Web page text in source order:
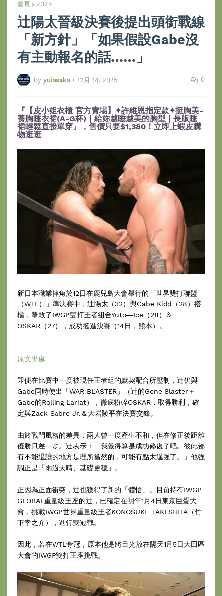
首頁 2025
辻陽太晉級決賽後提出頭銜戰線
「新方針」「如果假設Gabe沒
有主動報名的話……」
by yuiasaka • 12月 14, 2025 0
『【皮小姐衣櫃 官方賣場】✦許維恩指定款✦挺胸美-
養胸睡衣裙(A-G杯)｜給妳越睡越美的胸型｜長版睡
裙輕鬆直接單穿』，售價只要$1,380！立即上蝦皮購
物逛逛
新日本職業摔角於12日在鹿兒島大會舉行的「世界雙打聯盟
（WTL）」準決賽中，辻陽太（32）與Gabe Kidd（28）搭
檔，擊敗了IWGP雙打王者組合Yuto―Ice（28）＆
OSKAR（27），成功挺進決賽（14日，熊本）。
原文出處
即便在比賽中一度被現任王者組的默契配合所壓制，辻仍與
Gabe同時使出「WAR BLASTER」（辻的Gene Blaster＋
Gabe的Rolling Lariat），徹底粉碎OSKAR，取得勝利，確
定與Zack Sabre Jr.＆大岩陵平在決賽交鋒。
由於戰鬥風格的差異，兩人曾一度產生不和，但在修正後距離
優勝只差一步。辻表示：「我覺得算是成功修復了吧。彼此都
有不能退讓的地方是理所當然的，可能有點太逞強了。」他強
調正是「雨過天晴、基礎更穩」。
正因為正面衝突，辻也獲得了新的「體悟」。目前持有IWGP
GLOBAL重量級王座的辻，已確定在明年1月4日東京巨蛋大
會，挑戰IWGP世界重量級王者KONOSUKE TAKESHITA（竹
下幸之介），進行雙冠戰。
因此，若在WTL奪冠，原本他是將目光放在隔天1月5日大田區
大會的IWGP雙打王座挑戰。